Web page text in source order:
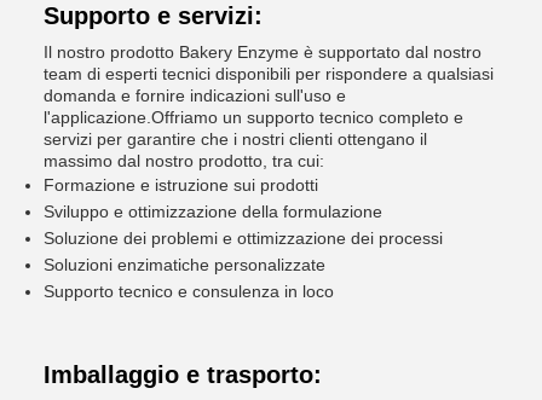
Supporto e servizi:
Il nostro prodotto Bakery Enzyme è supportato dal nostro
team di esperti tecnici disponibili per rispondere a qualsiasi
domanda e fornire indicazioni sull'uso e
l'applicazione.Offriamo un supporto tecnico completo e
servizi per garantire che i nostri clienti ottengano il
massimo dal nostro prodotto, tra cui:
Formazione e istruzione sui prodotti
Sviluppo e ottimizzazione della formulazione
Soluzione dei problemi e ottimizzazione dei processi
Soluzioni enzimatiche personalizzate
Supporto tecnico e consulenza in loco
Imballaggio e trasporto: